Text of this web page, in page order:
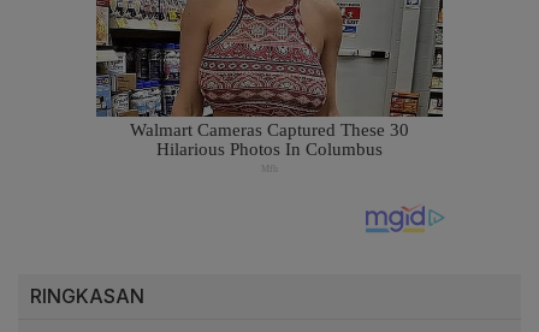
RINGKASAN